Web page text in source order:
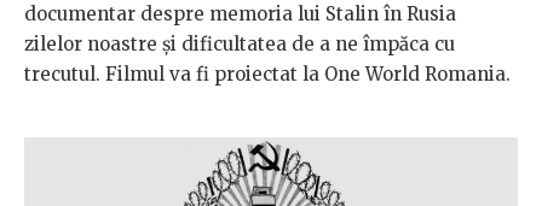
documentar despre memoria lui Stalin în Rusia
zilelor noastre și dificultatea de a ne împăca cu
trecutul. Filmul va fi proiectat la One World Romania.